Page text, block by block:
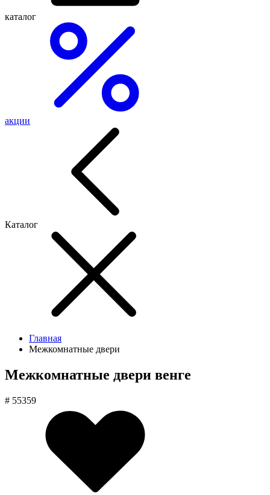
каталог
акции
Каталог
Главная
Межкомнатные двери
Межкомнатные двери венге
# 55359